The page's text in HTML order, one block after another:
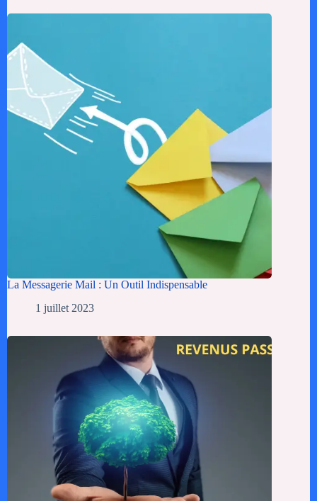
La Messagerie Mail : Un Outil Indispensable
1 juillet 2023